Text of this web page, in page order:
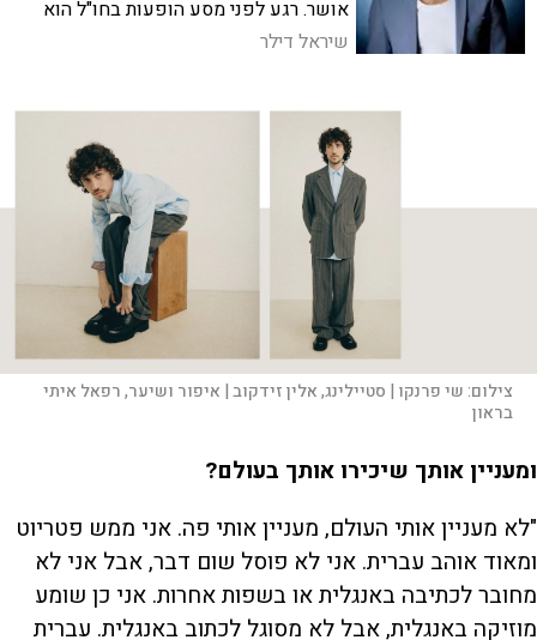
אושר. רגע לפני מסע הופעות בחו"ל הוא
מספר על ניסיון לשלב הומור בכיכר
החטופים, ועל הנושא שלא מצחיק אותו
שיראל דילר
צילום:שי פרנקו | סטיילינג, אלין זידקוב | איפור ושיער, רפאל איתי
בראון
ומעניין אותך שיכירו אותך בעולם?
"לא מעניין אותי העולם, מעניין אותי פה. אני ממש פטריוט
ומאוד אוהב עברית. אני לא פוסל שום דבר, אבל אני לא
מחובר לכתיבה באנגלית או בשפות אחרות. אני כן שומע
מוזיקה באנגלית, אבל לא מסוגל לכתוב באנגלית. עברית